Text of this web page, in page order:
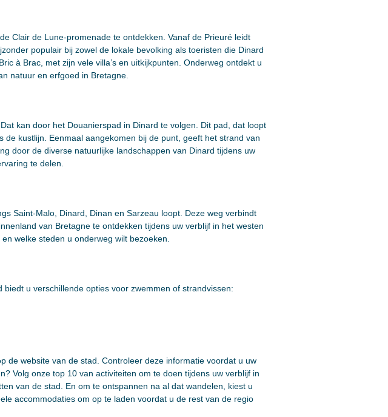
Clair de Lune-promenade te ontdekken. Vanaf de Prieuré leidt
populair bij zowel de lokale bevolking als toeristen die Dinard
à Brac, met zijn vele villa’s en uitkijkpunten. Onderweg ontdekt u
natuur en erfgoed in Bretagne.
kan door het Douanierspad in Dinard te volgen. Dit pad, dat loopt
kustlijn. Eenmaal aangekomen bij de punt, geeft het strand van
door de diverse natuurlijke landschappen van Dinard tijdens uw
te delen.
Saint-Malo, Dinard, Dinan en Sarzeau loopt. Deze weg verbindt
van Bretagne te ontdekken tijdens uw verblijf in het westen
welke steden u onderweg wilt bezoeken.
u verschillende opties voor zwemmen of strandvissen:
de website van de stad. Controleer deze informatie voordat u uw
Volg onze top 10 van activiteiten om te doen tijdens uw verblijf in
van de stad. En om te ontspannen na al dat wandelen, kiest u
accommodaties om op te laden voordat u de rest van de regio